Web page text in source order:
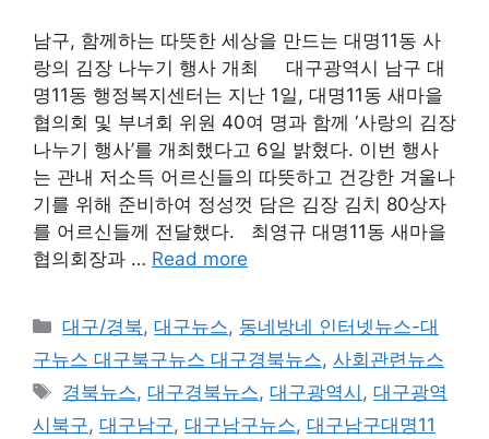
남구, 함께하는 따뜻한 세상을 만드는 대명11동 사
랑의 김장 나누기 행사 개최 대구광역시 남구 대
명11동 행정복지센터는 지난 1일, 대명11동 새마을
협의회 및 부녀회 위원 40여 명과 함께 ‘사랑의 김장
나누기 행사’를 개최했다고 6일 밝혔다. 이번 행사
는 관내 저소득 어르신들의 따뜻하고 건강한 겨울나
기를 위해 준비하여 정성껏 담은 김장 김치 80상자
를 어르신들께 전달했다. 최영규 대명11동 새마을
협의회장과 … Read more
Categories
대구/경북,대구뉴스, 동네방네 인터넷뉴스-대
구뉴스 대구북구뉴스 대구경북뉴스, 사회관련뉴스
Tags
경북뉴스,대구경북뉴스,대구광역시 ,대구광역
시북구, 대구남구, 대구남구뉴스, 대구남구대명11